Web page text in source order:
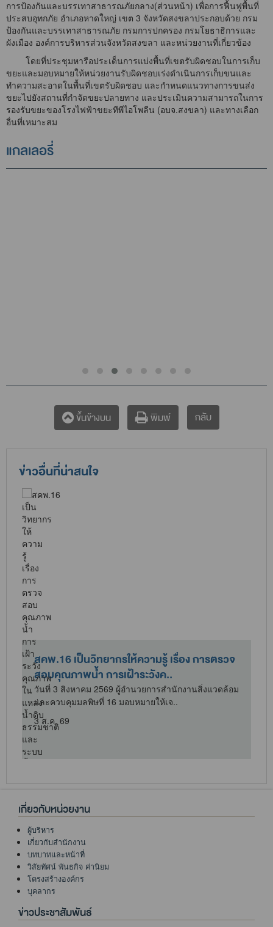
การป้องกันและบรรเทาสาธารณภัยกลาง(ส่วนหน้า) เพื่อการฟื้นฟูพื้นที่
ประสบอุทกภัย อำเภอหาดใหญ่ เขต 3 จังหวัดสงขลาประกอบด้วย กรม
ป้องกันและบรรเทาสาธารณภัย กรมการปกครอง กรมโยธาธิการและ
ผังเมือง องค์การบริหารส่วนจังหวัดสงขลา และหน่วยงานที่เกี่ยวข้อง
โดยที่ประชุมหารือประเด็นการแบ่งพื้นที่เขตรับผิดชอบในการเก็บ
ขยะและมอบหมายให้หน่วยงานรับผิดชอบเร่งดำเนินการเก็บขนและ
ทำความสะอาดในพื้นที่เขตรับผิดชอบ และกำหนดแนวทางการขนส่ง
ขยะไปยังสถานที่กำจัดขยะปลายทาง และประเมินความสามารถในการ
รองรับขยะของโรงไฟฟ้าขยะทีพีไอโพลีน (อบจ.สงขลา) และทางเลือก
อื่นที่เหมาะสม
แกลเลอรี่
ขึ้นข้างบน พิมพ์ กลับ
ข่าวอื่นที่น่าสนใจ
สคพ.16 เป็นวิทยากรให้ความรู้ เรื่อง การตรวจ
สอบคุณภาพน้ำ การเฝ้าระวังค..
วันที่ 3 สิงหาคม 2569 ผู้อำนวยการสำนักงานสิ่งแวดล้อม
และควบคุมมลพิษที่ 16 มอบหมายให้เจ..
3 ส.ค. 69
เกี่ยวกับหน่วยงาน
ผู้บริหาร
เกี่ยวกับสำนักงาน
บทบาทและหน้าที่
วิสัยทัศน์ พันธกิจ ค่านิยม
โครงสร้างองค์กร
บุคลากร
ข่าวประชาสัมพันธ์